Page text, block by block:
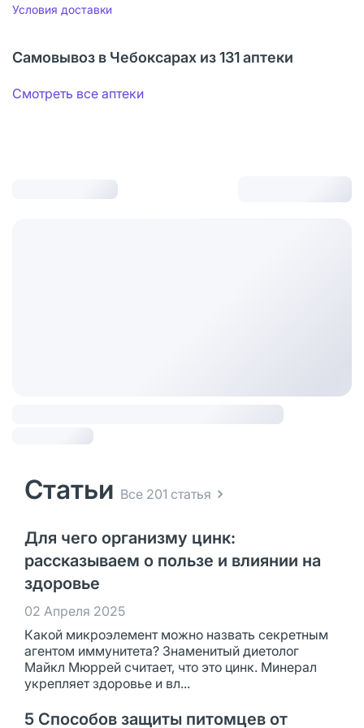
Условия доставки
Самовывоз в Чебоксарах из 131 аптеки
Смотреть все аптеки
Статьи Все 201 статья
Для чего организму цинк:
рассказываем о пользе и влиянии на
здоровье
02 Апреля 2025
Какой микроэлемент можно назвать секретным
агентом иммунитета? Знаменитый диетолог
Майкл Мюррей считает, что это цинк. Минерал
укрепляет здоровье и вл...
5 Способов защиты питомцев от